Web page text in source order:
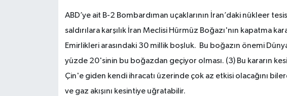
ABD’ye ait B-2 Bombardıman uçaklarının İran’daki nükleer
saldırılara karşılık İran Meclisi Hürmüz Boğazı'nın kapatma
Emirlikleri arasındaki 30 millik boşluk. Bu boğazın önemi
yüzde 20'sinin bu boğazdan geçiyor olması. (3) Bu kararın
Çin'e giden kendi ihracatı üzerinde çok az etkisi olacağını
ve gaz akışını kesintiye uğratabilir.